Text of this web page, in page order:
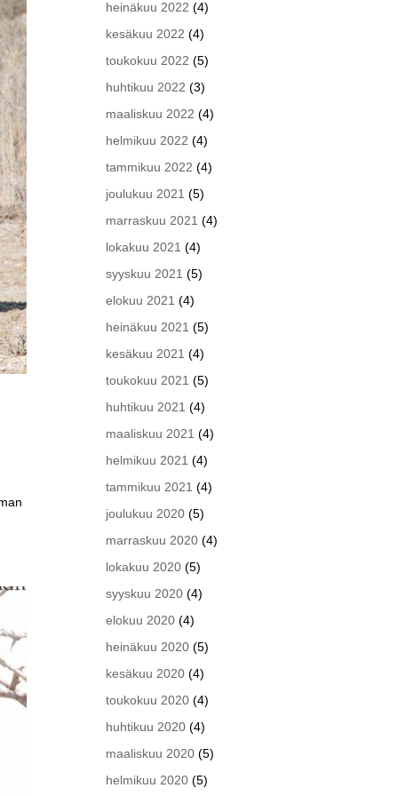
heinäkuu 2022 (4)
kesäkuu 2022 (4)
toukokuu 2022 (5)
huhtikuu 2022 (3)
maaliskuu 2022 (4)
helmikuu 2022 (4)
tammikuu 2022 (4)
joulukuu 2021 (5)
marraskuu 2021 (4)
lokakuu 2021 (4)
syyskuu 2021 (5)
elokuu 2021 (4)
heinäkuu 2021 (5)
kesäkuu 2021 (4)
toukokuu 2021 (5)
huhtikuu 2021 (4)
maaliskuu 2021 (4)
helmikuu 2021 (4)
tammikuu 2021 (4)
joulukuu 2020 (5)
marraskuu 2020 (4)
lokakuu 2020 (5)
syyskuu 2020 (4)
elokuu 2020 (4)
heinäkuu 2020 (5)
kesäkuu 2020 (4)
toukokuu 2020 (4)
huhtikuu 2020 (4)
maaliskuu 2020 (5)
helmikuu 2020 (5)